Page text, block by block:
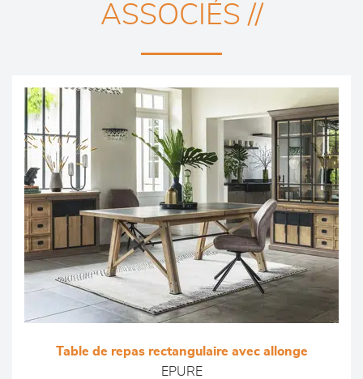
ASSOCIÉS //
Table de repas rectangulaire avec allonge
EPURE